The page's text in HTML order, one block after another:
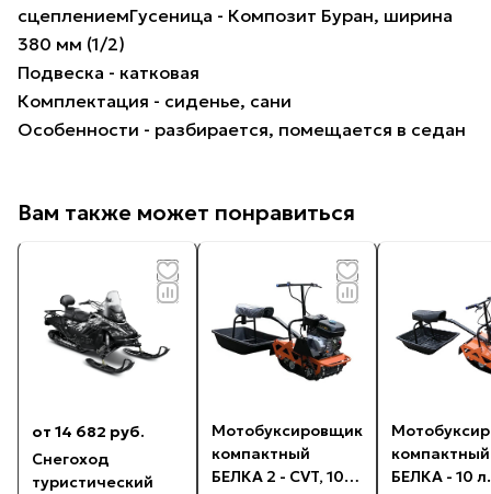
сцеплениемГусеница - Композит Буран, ширина
380 мм (1/2)
Подвеска - катковая
Комплектация - сиденье, сани
Особенности - разбирается, помещается в седан
Вам также может понравиться
от 14 682 руб.
Снегоход
туристический
Мотобуксировщик
компактный
БЕЛКА 2 - CVT, 10
компактный
БЕЛКА - 10